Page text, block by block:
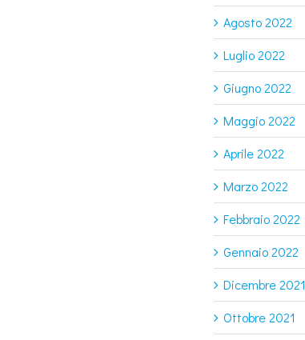
Agosto 2022
Luglio 2022
Giugno 2022
Maggio 2022
Aprile 2022
Marzo 2022
Febbraio 2022
Gennaio 2022
Dicembre 2021
Ottobre 2021